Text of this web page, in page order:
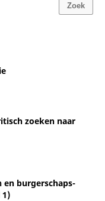
Zoek
zoeken naar
burgerschaps-